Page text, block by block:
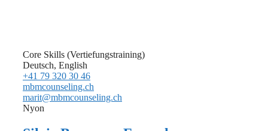
Core Skills (Vertiefungstraining)
Deutsch, English
+41 79 320 30 46
mbmcounseling.ch
marit@mbmcounseling.ch
Nyon